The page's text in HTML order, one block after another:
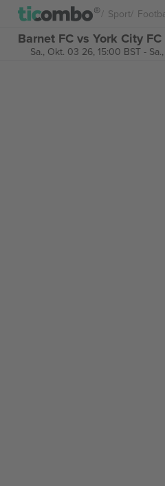
Sport
Barnet FC vs York City
Sa., Okt. 03 26, 15:00 BST-